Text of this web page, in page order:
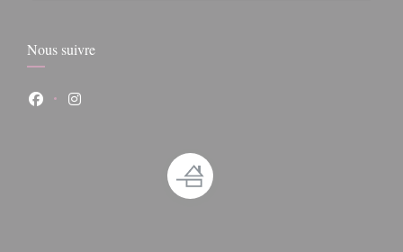
Nous suivre
Facebook ((ouvre une nouvelle fenêtre))
Instagram ((ouvre une nouvelle fenêtre))